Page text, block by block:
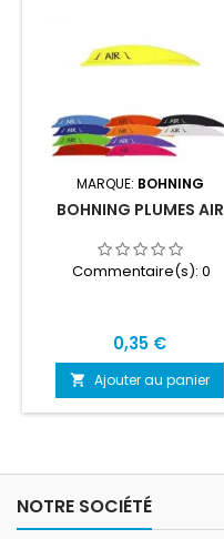
MARQUE: BOHNING
BOHNING PLUMES AIR
Commentaire(s): 0
Prix
0,35 €
 Ajouter au panier
NOTRE SOCIÉTÉ